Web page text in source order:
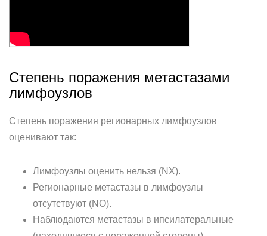
Степень поражения метастазами
лимфоузлов
Степень поражения регионарных лимфоузлов
оценивают так:
Лимфоузлы оценить нельзя (NX).
Регионарные метастазы в лимфоузлы
отсутствуют (NO).
Наблюдаются метастазы в ипсилатеральные